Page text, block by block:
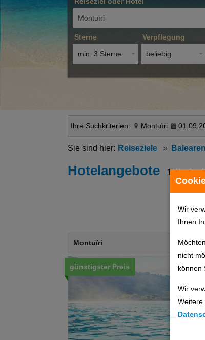
Wir
Ihnen
nicht
können
Wir
Weitere
Sterne
min. 3 Sterne
Verpflegung
beliebig
Ihre Suchkriterien: Montuïri
Reiseziele Balearen
Hotelangebote 1
Montuïri
günstigster Preis